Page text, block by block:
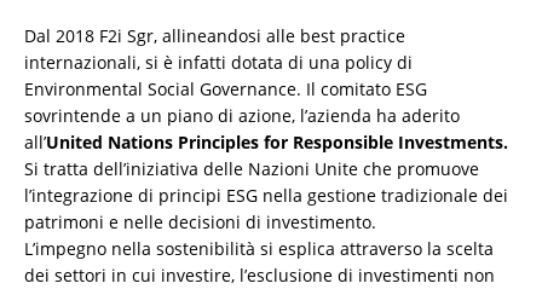
Dal 2018 F2i Sgr, allineandosi alle best practice
internazionali, si è infatti dotata di una policy di
Environmental Social Governance. Il comitato ESG
sovrintende a un piano di azione, l’azienda ha aderito
all’United Nations Principles for Responsible Investments.
Si tratta dell’iniziativa delle Nazioni Unite che promuove
l’integrazione di principi ESG nella gestione tradizionale dei
patrimoni e nelle decisioni di investimento.
L’impegno nella sostenibilità si esplica attraverso la scelta
dei settori in cui investire, l’esclusione di investimenti non